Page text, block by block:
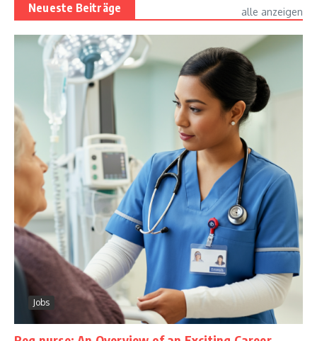
Neueste Beiträge alle anzeigen
Jobs